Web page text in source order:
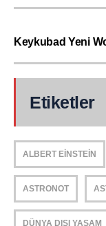
Keykubad Yeni
Etiketler
ALBERT EINSTEIN
ASTRONOT
DÜNYA DIŞI YAŞAM